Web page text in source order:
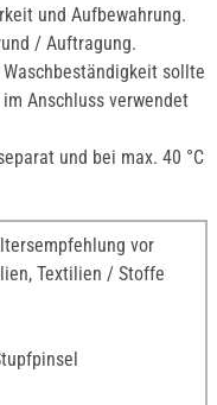
und Aufbewahrung.
/ Auftragung.
sollte
Anschluss verwendet
und bei max. 40 °C
vor
Textilien / Stoffe